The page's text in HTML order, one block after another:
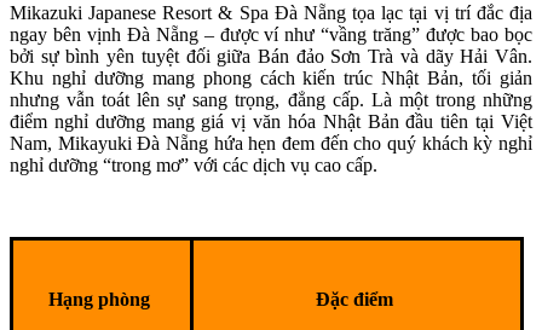
Mikazuki Japanese Resort & Spa Đà Nẵng tọa lạc tại vị trí đắc địa
ngay bên vịnh Đà Nẵng – được ví như “vầng trăng” được bao bọc
bởi sự bình yên tuyệt đối giữa Bán đảo Sơn Trà và dãy Hải Vân.
Khu nghỉ dưỡng mang phong cách kiến trúc Nhật Bản, tối giản
nhưng vẫn toát lên sự sang trọng, đẳng cấp. Là một trong những
điểm nghỉ dưỡng mang giá vị văn hóa Nhật Bản đầu tiên tại Việt
Nam, Mikayuki Đà Nẵng hứa hẹn đem đến cho quý khách kỳ nghỉ
nghỉ dưỡng “trong mơ” với các dịch vụ cao cấp.
Hạng phòng Đặc điểm